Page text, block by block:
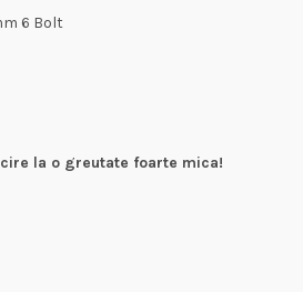
6 Bolt
la o greutate foarte mica!